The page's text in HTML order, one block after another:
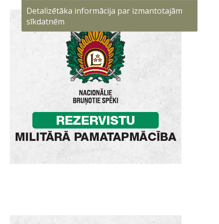
Detalizētāka informācija par izmantotajām
sīkdatnēm